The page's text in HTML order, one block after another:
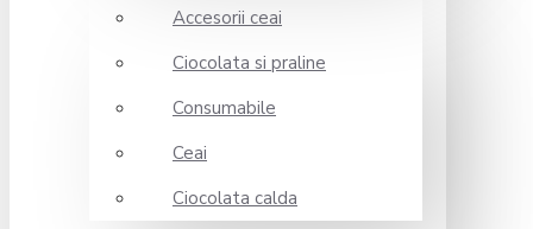
Accesorii ceai
Ciocolata si praline
Consumabile
Ceai
Ciocolata calda